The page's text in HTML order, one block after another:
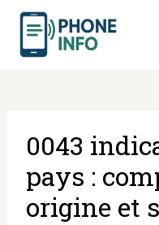
Aller
0043
pays :
origine et